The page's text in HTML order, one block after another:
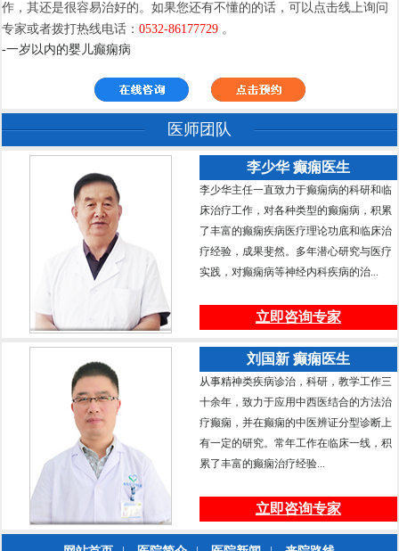
作，其还是很容易治好的。如果您还有不懂的的话，可以点击线上询问
专家或者拨打热线电话：0532-86177729 。
-一岁以内的婴儿癫痫病
医师团队
李少华 癫痫医生
李少华主任一直致力于癫痫病的科研和临
床治疗工作，对各种类型的癫痫病，积累
了丰富的癫痫疾病医疗理论功底和临床治
疗经验，成果斐然。多年潜心研究与医疗
实践，对癫痫病等神经内科疾病的治...
立即咨询专家
刘国新 癫痫医生
从事精神类疾病诊治，科研，教学工作三
十余年，致力于应用中西医结合的方法治
疗癫痫，并在癫痫的中医辨证分型诊断上
有一定的研究。常年工作在临床一线，积
累了丰富的癫痫治疗经验...
立即咨询专家